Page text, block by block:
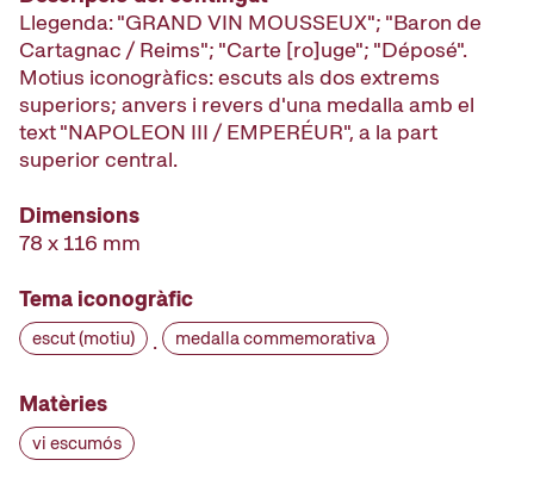
Llegenda: "GRAND VIN MOUSSEUX"; "Baron de
Cartagnac / Reims"; "Carte [ro]uge"; "Déposé".
Motius iconogràfics: escuts als dos extrems
superiors; anvers i revers d'una medalla amb el
text "NAPOLEON III / EMPERÉUR", a la part
superior central.
Dimensions
78 x 116 mm
Tema iconogràfic
escut (motiu) · medalla commemorativa
Matèries
vi escumós